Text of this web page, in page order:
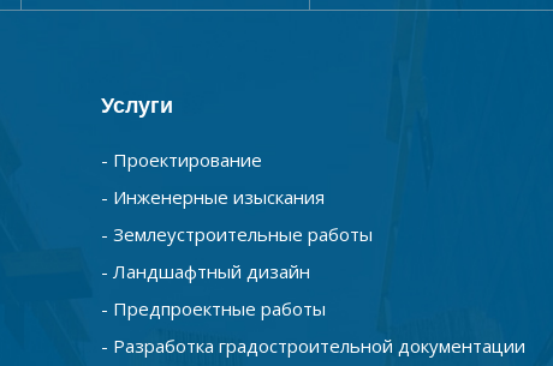
Услуги
- Проектирование
- Инженерные изыскания
- Землеустроительные работы
- Ландшафтный дизайн
- Предпроектные работы
- Разработка градостроительной документации